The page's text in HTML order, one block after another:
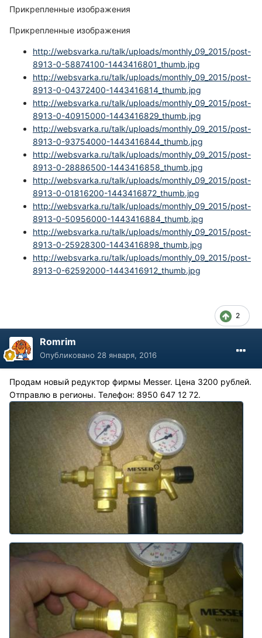
Прикрепленные изображения
Прикрепленные изображения
http://websvarka.ru/talk/uploads/monthly_09_2015/post-
8913-0-58874100-1443416801_thumb.jpg
http://websvarka.ru/talk/uploads/monthly_09_2015/post-
8913-0-04372400-1443416814_thumb.jpg
http://websvarka.ru/talk/uploads/monthly_09_2015/post-
8913-0-40915000-1443416829_thumb.jpg
http://websvarka.ru/talk/uploads/monthly_09_2015/post-
8913-0-93754000-1443416844_thumb.jpg
http://websvarka.ru/talk/uploads/monthly_09_2015/post-
8913-0-28886500-1443416858_thumb.jpg
http://websvarka.ru/talk/uploads/monthly_09_2015/post-
8913-0-01816200-1443416872_thumb.jpg
http://websvarka.ru/talk/uploads/monthly_09_2015/post-
8913-0-50956000-1443416884_thumb.jpg
http://websvarka.ru/talk/uploads/monthly_09_2015/post-
8913-0-25928300-1443416898_thumb.jpg
http://websvarka.ru/talk/uploads/monthly_09_2015/post-
8913-0-62592000-1443416912_thumb.jpg
2
Romrim
Опубликовано 28 января, 2016
Продам новый редуктор фирмы Messer. Цена 3200 рублей.
Отправлю в регионы. Телефон: 8950 647 12 72.